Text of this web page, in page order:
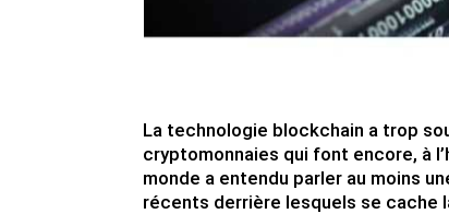
La technologie blockchain a trop
cryptomonnaies qui font encore, à
monde a entendu parler au moins
récents derrière lesquels se cache